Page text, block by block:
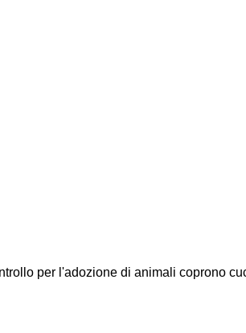
per l'adozione di animali coprono